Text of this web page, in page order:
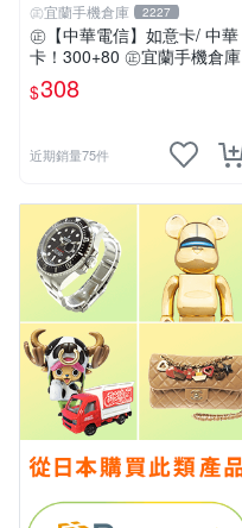
㊣宜蘭手機倉庫 2227
㊣【中華電信】如意卡/ 中華
卡！300+80 ㊣宜蘭手機倉庫
$308
近期銷量75件